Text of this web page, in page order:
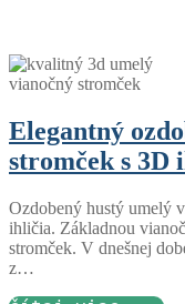
Elegantný
stromček s 3D
Ozdobený hustý umelý
ihličia. Základnou
stromček. V dnešnej
z…